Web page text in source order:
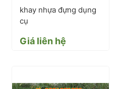
khay nhựa đựng dụng
cụ
Giá liên hệ